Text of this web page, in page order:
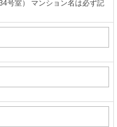
号室） マンション名は必ず記